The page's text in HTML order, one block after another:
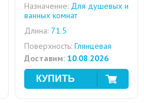
Назначение: Для душевых и
ванных комнат
Длина: 71.5
Поверхность: Глянцевая
Доставим: 10.08.2026